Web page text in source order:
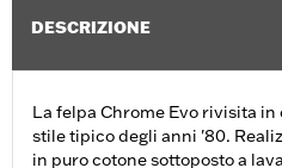
DESCRIZIONE
La felpa Chrome Evo rivisita
stile tipico degli anni '80.
in puro cotone sottoposto a